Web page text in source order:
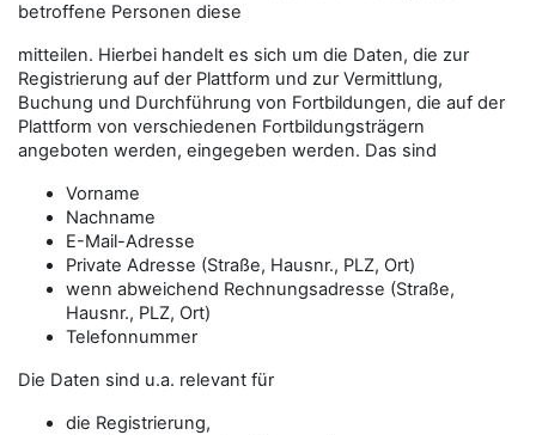
betroffene Personen diese
mitteilen. Hierbei handelt es sich um die Daten, die zur
Registrierung auf der Plattform und zur Vermittlung,
Buchung und Durchführung von Fortbildungen, die auf der
Plattform von verschiedenen Fortbildungsträgern
angeboten werden, eingegeben werden. Das sind
Vorname
Nachname
E-Mail-Adresse
Private Adresse (Straße, Hausnr., PLZ, Ort)
wenn abweichend Rechnungsadresse (Straße,
Hausnr., PLZ, Ort)
Telefonnummer
Die Daten sind u.a. relevant für
die Registrierung,